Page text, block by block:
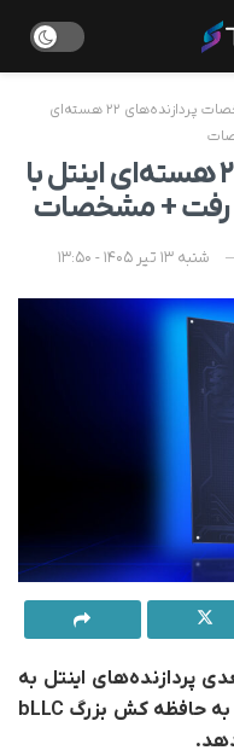
مشخصات پردازنده‌های ۲۲ هسته‌ای
مشخصات پردازنده‌های ۲۲ هسته‌ای اینتل با
+ مشخصات
شنبه 13 تیر 1405 - 13:50
پردازنده‌های اینتل به
مجهز به حافظه کش بزرگ bLLC
دهد.